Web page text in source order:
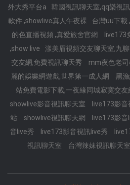
外大秀平台a
韓國視訊聊天室,qq樂視
軟件 ,showlive真人午夜裸
台灣uu下載
的色直播視頻 ,真愛旅舍官網
live173
,show live
漾美眉視頻交友聊天室,九
交友網,免費視訊聊天秀
mm夜色老
麗的娛樂網遊戲,世界第一成人網
黑
站免費電影下載,一夜緣同城寂寞交友
showlive影音視訊聊天室
live173影
站
showlive視訊聊天網 live173影
音live秀
live173影音視訊live秀
視訊聊天室
台灣辣妹視訊聊天室